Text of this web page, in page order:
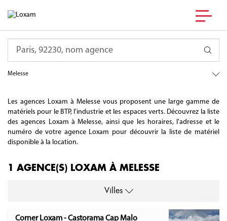
Melesse
Les agences Loxam à Melesse vous proposent une large gamme de
matériels pour le BTP, l'industrie et les espaces verts. Découvrez la liste
des agences Loxam à Melesse, ainsi que les horaires, l'adresse et le
numéro de votre agence Loxam pour découvrir la liste de matériel
disponible à la location.
1 AGENCE(S) LOXAM À MELESSE
Villes
Corner Loxam - Castorama Cap Malo